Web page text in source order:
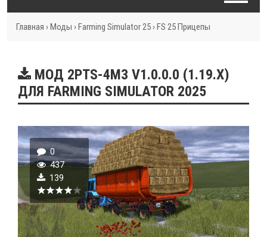
Главная › Моды › Farming Simulator 25 › FS 25 Прицепы
МОД 2PTS-4M3 V1.0.0.0 (1.19.X)
ДЛЯ FARMING SIMULATOR 2025
0
437
139